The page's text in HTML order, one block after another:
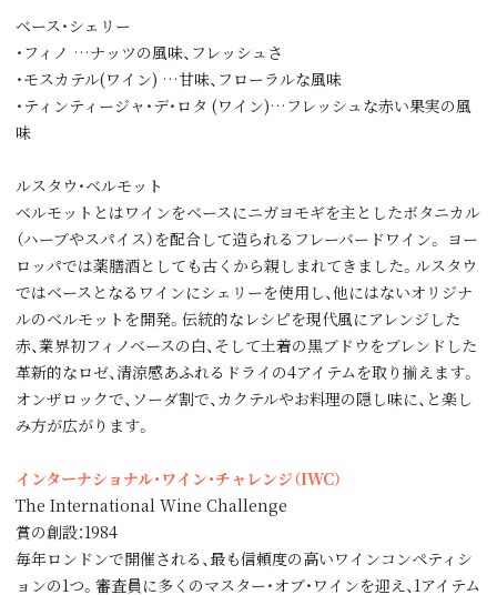
ベース・シェリー
・フィノ …ナッツの風味、フレッシュさ
・モスカテル(ワイン) …甘味、フローラルな風味
・ティンティージャ・デ・ロタ (ワイン)…フレッシュな赤い果実の風
味
ルスタウ・ベルモット
ベルモットとはワインをベースにニガヨモギを主としたボタニカル
（ハーブやスパイス）を配合して造られるフレーバードワイン。 ヨー
ロッパでは薬膳酒としても古くから親しまれてきました。ルスタウ
ではベースとなるワインにシェリーを使用し、他にはないオリジナ
ルのベルモットを開発。伝統的なレシピを現代風にアレンジした
赤、業界初フィノベースの白、そして土着の黒ブドウをブレンドした
革新的なロゼ、清涼感あふれるドライの4アイテムを取り揃えます。
オンザロックで、ソーダ割で、カクテルやお料理の隠し味に、と楽し
み方が広がります。
インターナショナル・ワイン・チャレンジ（IWC）
The International Wine Challenge
賞の創設：1984
毎年ロンドンで開催される、最も信頼度の高いワインコンペティシ
ョンの1つ。審査員に多くのマスター・オブ・ワインを迎え、1アイテム